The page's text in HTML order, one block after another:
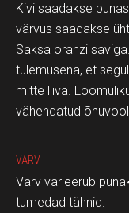
Kivi saadakse
värvus saadakse
Saksa oranzi
tulemusena, et
mitte liiva.
vähendatud
VÄRV
Värv varieerub
tumedad tähnid.